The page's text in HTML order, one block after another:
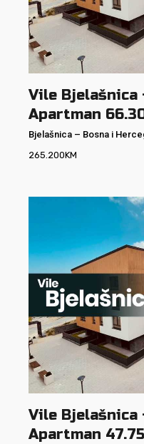
Vile Bjelašnica
Apartman
Bjelašnica – Bosna i
265.200KM
Vile Bjelašnica
Apartman